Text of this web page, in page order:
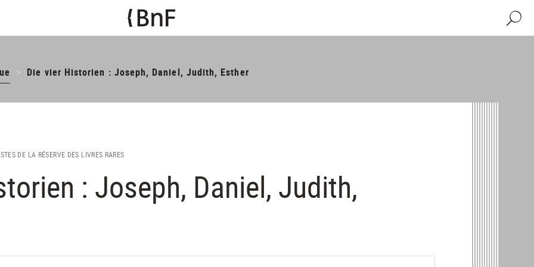
Die vier Historien : Joseph, Daniel, Judith, Esther
DE LA RÉSERVE DES LIVRES RARES
: Joseph, Daniel, Judith,